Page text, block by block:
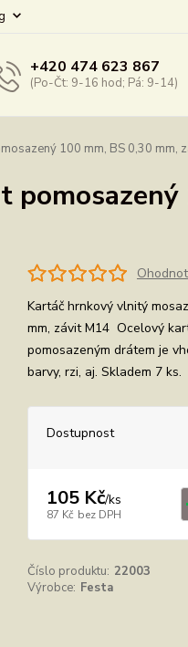
+420 474 623 867
(Po-Čt: 9-16 hod; Pá: 9-14)
100 mm, BS 0,30 mm,
Kartáč hrnkový vlnitý
mm, závit M14 Ocelový
pomosazeným drátem je
barvy, rzi, aj. Skladem 7 ks.
Dostupnost
105 Kč/ks
87 Kč bez DPH
Číslo produktu: 22003
Výrobce: Festa